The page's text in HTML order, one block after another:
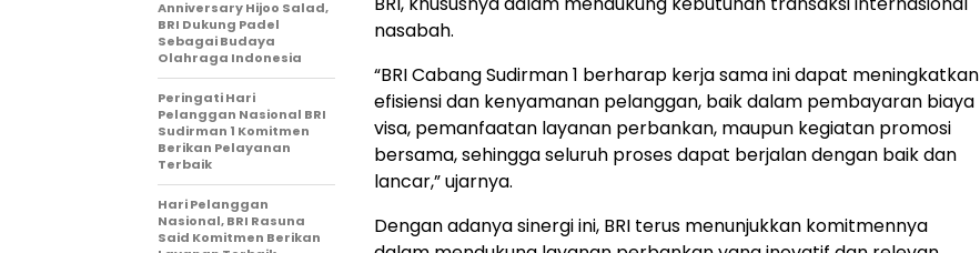
nasabah.
“BRI Cabang Sudirman 1 berharap kerja sama ini dapat meningkatkan
efisiensi dan kenyamanan pelanggan, baik dalam pembayaran biaya
visa, pemanfaatan layanan perbankan, maupun kegiatan promosi
bersama, sehingga seluruh proses dapat berjalan dengan baik dan
lancar,” ujarnya.
Dengan adanya sinergi ini, BRI terus menunjukkan komitmennya
Anniversary Hijoo Salad,
BRI Dukung Padel
Sebagai Budaya
Olahraga Indonesia
Peringati Hari
Pelanggan Nasional BRI
Sudirman 1 Komitmen
Berikan Pelayanan
Terbaik
Hari Pelanggan
Nasional, BRI Rasuna
Said Komitmen Berikan